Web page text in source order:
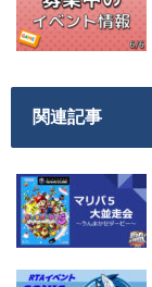
関連記事